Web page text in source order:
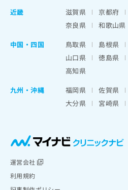
近畿
滋賀県 京都府
奈良県
和歌山県
中国・四国
鳥取県 島根県
山口県
徳島県
高知県
九州・沖縄
福岡県 佐賀県
大分県
宮崎県
運営会社
利用規約